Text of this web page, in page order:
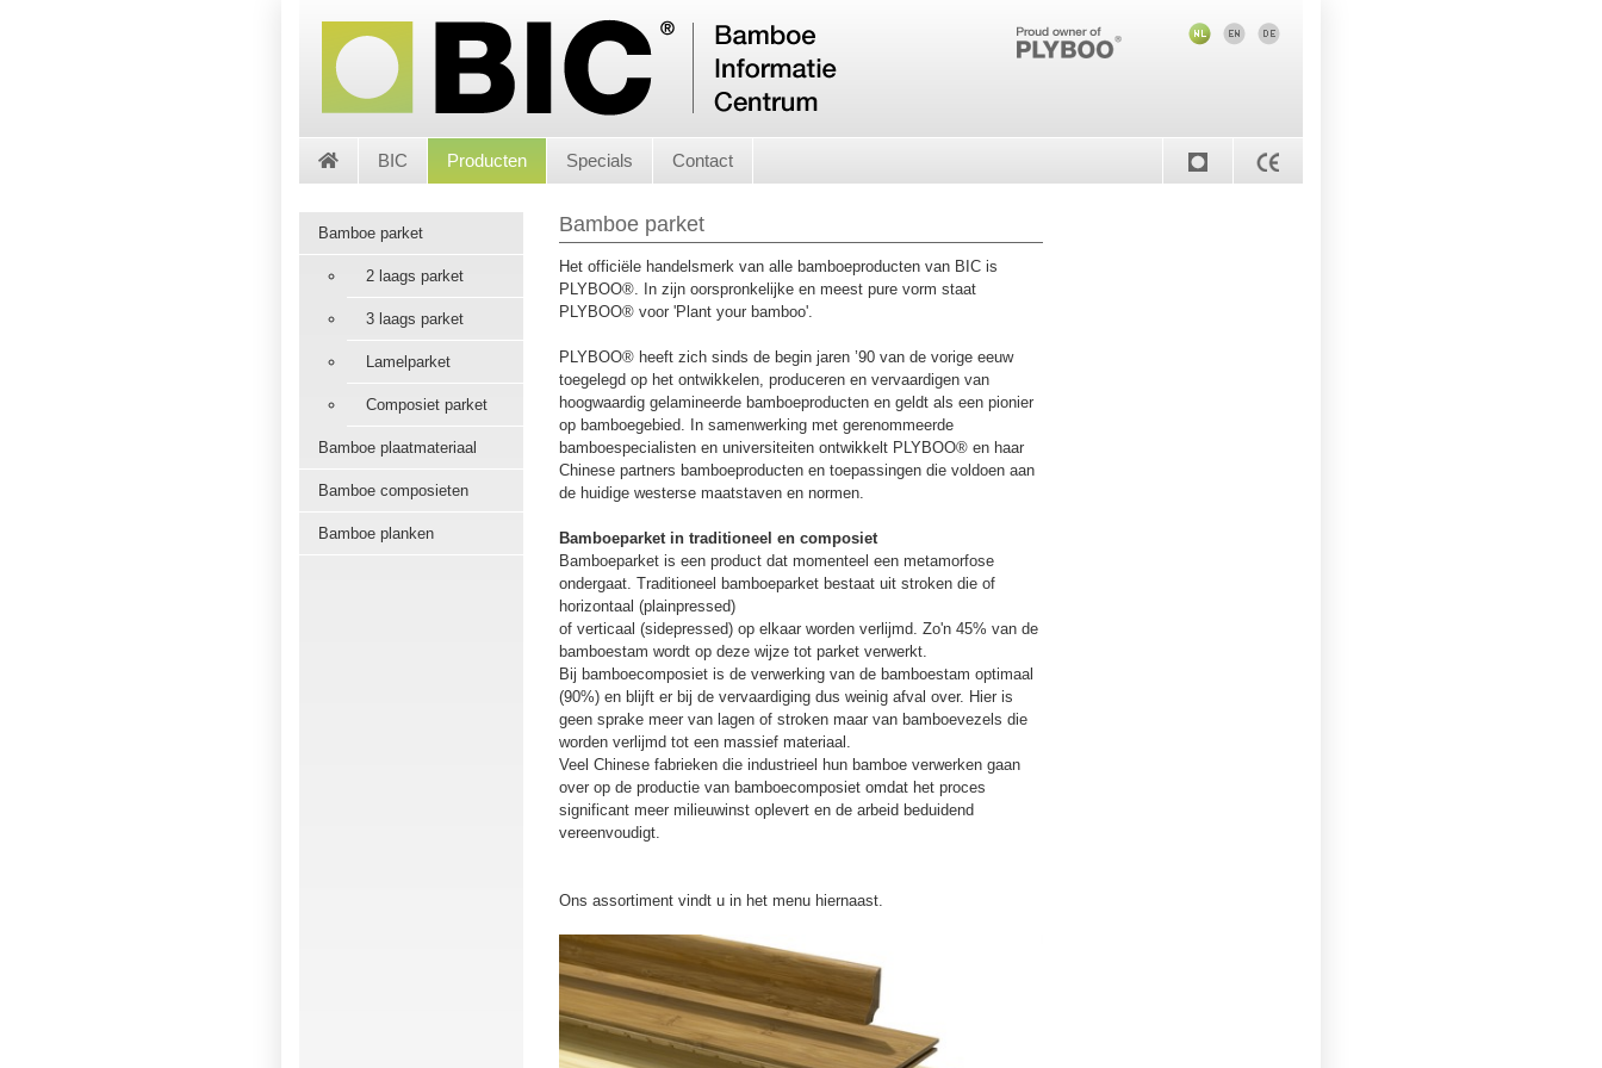
BIC Producten Specials Contact
Bamboe parket
2 laags parket
3 laags parket
Lamelparket
Composiet parket
Bamboe plaatmateriaal
Bamboe composieten
Bamboe planken
Bamboe parket
Het officiële handelsmerk van alle bamboeproducten van BIC is
PLYBOO®. In zijn oorspronkelijke en meest pure vorm staat
PLYBOO® voor 'Plant your bamboo'.
PLYBOO® heeft zich sinds de begin jaren ’90 van de vorige eeuw
toegelegd op het ontwikkelen, produceren en vervaardigen van
hoogwaardig gelamineerde bamboeproducten en geldt als een pionier
op bamboegebied. In samenwerking met gerenommeerde
bamboespecialisten en universiteiten ontwikkelt PLYBOO® en haar
Chinese partners bamboeproducten en toepassingen die voldoen aan
de huidige westerse maatstaven en normen.
Bamboeparket in traditioneel en composiet
Bamboeparket is een product dat momenteel een metamorfose
ondergaat. Traditioneel bamboeparket bestaat uit stroken die of
horizontaal (plainpressed)
of verticaal (sidepressed) op elkaar worden verlijmd. Zo'n 45% van de
bamboestam wordt op deze wijze tot parket verwerkt.
Bij bamboecomposiet is de verwerking van de bamboestam optimaal
(90%) en blijft er bij de vervaardiging dus weinig afval over. Hier is
geen sprake meer van lagen of stroken maar van bamboevezels die
worden verlijmd tot een massief materiaal.
Veel Chinese fabrieken die industrieel hun bamboe verwerken gaan
over op de productie van bamboecomposiet omdat het proces
significant meer milieuwinst oplevert en de arbeid beduidend
vereenvoudigt.
Ons assortiment vindt u in het menu hiernaast.